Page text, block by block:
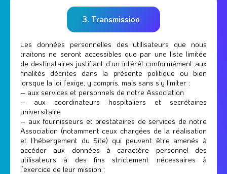
3. Transmission
Les données personnelles des utilisateurs que nous
traitons ne seront accessibles que par une liste limitée
de destinataires justifiant d’un intérêt conformément aux
finalités décrites dans la présente politique ou bien
lorsque la loi l’exige, y compris, mais sans s’y limiter :
– aux services et personnels de notre Association
– aux coordinateurs hospitaliers et secrétaires
universitaire
– aux fournisseurs et prestataires de services de notre
Association (notamment ceux chargées de la réalisation
et l’hébergement du Site) qui peuvent être amenés à
accéder aux données à caractère personnel des
utilisateurs à des fins strictement nécessaires à
l’exercice de leur mission ;